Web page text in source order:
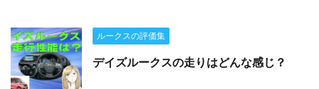
ルークスの評価集
デイズルークスの走りはどんな感じ？